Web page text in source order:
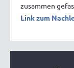
zusammen
Link zum